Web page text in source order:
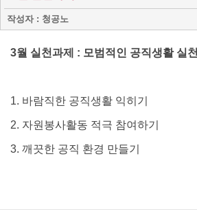
작성자 : 청공노
3월 실천과제 : 모범적인 공직생활 실천
1. 바람직한 공직생활 익히기
2. 자원봉사활동 적극 참여하기
3. 깨끗한 공직 환경 만들기